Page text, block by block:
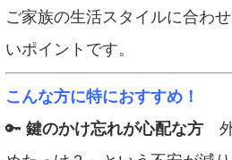
ご家族の生活スタイルに合わ
いポイントです。
こんな方に特におすすめ！
🔑 鍵のかけ忘れが心配な方